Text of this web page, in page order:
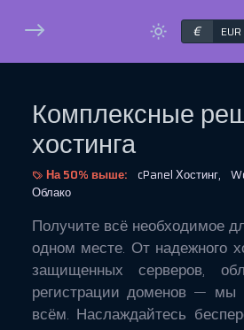
€ EUR
Комплексные
хостинга
На 50% выше: cPanel Хостинг,
Облако
Получите всё необходимое
одном месте. От надежного
защищенных серверов,
регистрации доменов — мы
всём. Наслаждайтесь